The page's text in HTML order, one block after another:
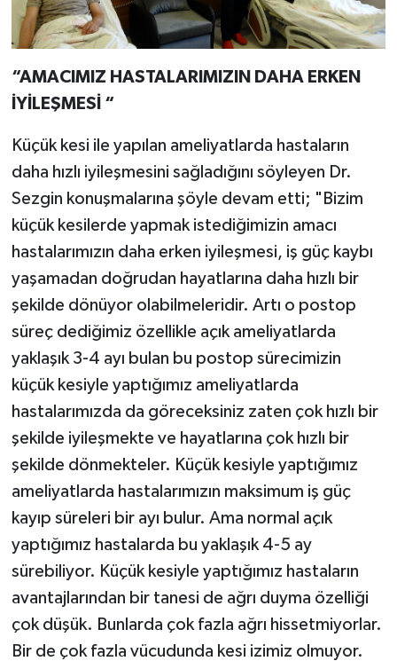
“AMACIMIZ HASTALARIMIZIN DAHA ERKEN
İYİLEŞMESİ “
Küçük kesi ile yapılan ameliyatlarda hastaların
daha hızlı iyileşmesini sağladığını söyleyen Dr.
Sezgin konuşmalarına şöyle devam etti; "Bizim
küçük kesilerde yapmak istediğimizin amacı
hastalarımızın daha erken iyileşmesi, iş güç kaybı
yaşamadan doğrudan hayatlarına daha hızlı bir
şekilde dönüyor olabilmeleridir. Artı o postop
süreç dediğimiz özellikle açık ameliyatlarda
yaklaşık 3-4 ayı bulan bu postop sürecimizin
küçük kesiyle yaptığımız ameliyatlarda
hastalarımızda da göreceksiniz zaten çok hızlı bir
şekilde iyileşmekte ve hayatlarına çok hızlı bir
şekilde dönmekteler. Küçük kesiyle yaptığımız
ameliyatlarda hastalarımızın maksimum iş güç
kayıp süreleri bir ayı bulur. Ama normal açık
yaptığımız hastalarda bu yaklaşık 4-5 ay
sürebiliyor. Küçük kesiyle yaptığımız hastaların
avantajlarından bir tanesi de ağrı duyma özelliği
çok düşük. Bunlarda çok fazla ağrı hissetmiyorlar.
Bir de çok fazla vücudunda kesi izimiz olmuyor.